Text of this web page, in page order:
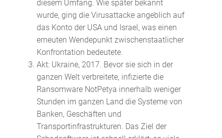
diesem Umfang. Wie später bekannt
wurde, ging die Virusattacke angeblich auf
das Konto der USA und Israel, was einen
erneuten Wendepunkt zwischenstaatlicher
Konfrontation bedeutete.
Akt: Ukraine, 2017. Bevor sie sich in der
ganzen Welt verbreitete, infizierte die
Ransomware NotPetya innerhalb weniger
Stunden im ganzen Land die Systeme von
Banken, Geschäften und
Transportinfrastrukturen. Das Ziel der